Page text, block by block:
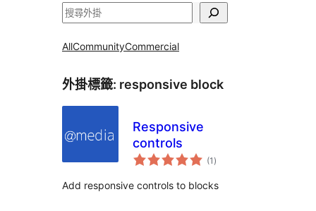
搜
AllCommunityCommercial
外掛標籤: responsive block
Responsive
controls
(1 總
評)
Add responsive controls to blocks